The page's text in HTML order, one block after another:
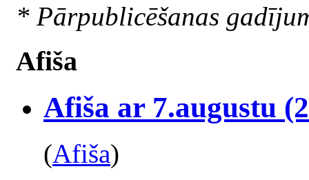
* Pārpublicēšanas
Afiša
Afiša ar 7.augustu
(Afiša)